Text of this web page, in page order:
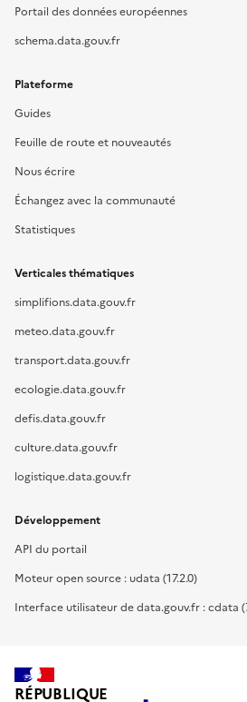
Portail des données européennes
schema.data.gouv.fr
Plateforme
Guides
Feuille de route et nouveautés
Nous écrire
Échangez avec la communauté
Statistiques
Verticales thématiques
simplifions.data.gouv.fr
meteo.data.gouv.fr
transport.data.gouv.fr
ecologie.data.gouv.fr
defis.data.gouv.fr
culture.data.gouv.fr
logistique.data.gouv.fr
Développement
API du portail
Moteur open source : udata (17.2.0)
Interface utilisateur de data.gouv.fr : cdata
RÉPUBLIQUE